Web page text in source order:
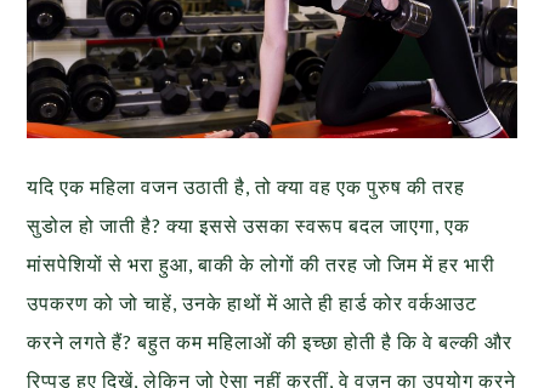
यदि एक महिला वजन उठाती है, तो क्या वह एक पुरुष की तरह
सुडोल हो जाती है? क्या इससे उसका स्वरूप बदल जाएगा, एक
मांसपेशियों से भरा हुआ, बाकी के लोगों की तरह जो जिम में हर भारी
उपकरण को जो चाहें, उनके हाथों में आते ही हार्ड कोर वर्कआउट
करने लगते हैं? बहुत कम महिलाओं की इच्छा होती है कि वे बल्की और
रिप्पड हुए दिखें, लेकिन जो ऐसा नहीं करतीं, वे वज़न का उपयोग करने